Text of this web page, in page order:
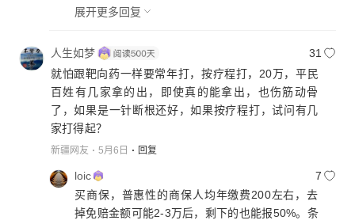
展开更多回复
人生如梦
31
就怕跟靶向药一样要常年打，按疗程打，20万，平民
百姓有几家拿的出，即使真的能拿出，也伤筋动骨
了，如果是一针断根还好，如果按疗程打，试问有几
家打得起？
新疆网友 5月6日 回复
loic
7
买商保，普惠性的商保人均年缴费200左右，去
掉免赔金额可能2-3万后，剩下的也能报50%。条